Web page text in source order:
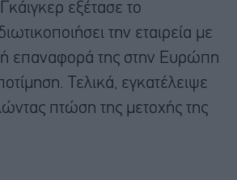
εξέτασε το
την εταιρεία με
επαναφορά της στην Ευρώπη
Τελικά, εγκατέλειψε
πτώση της μετοχής της